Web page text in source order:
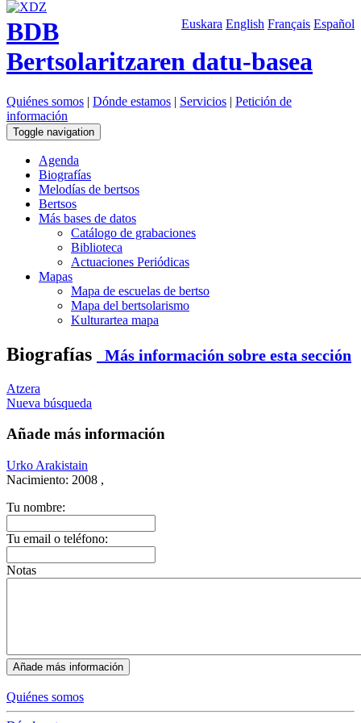
Euskara English Français Español
BDB
Bertsolaritzaren datu-basea
Quiénes somos | Dónde estamos | Servicios | Petición de
información
Toggle navigation
Agenda
Biografías
Melodías de bertsos
Bertsos
Más bases de datos
Catálogo de grabaciones
Biblioteca
Actuaciones Periódicas
Mapas
Mapa de escuelas de bertso
Mapa del bertsolarismo
Kulturartea mapa
Biografías Más información sobre esta sección
Atzera
Nueva búsqueda
Añade más información
Urko Arakistain
Nacimiento: 2008 ,
Tu nombre:
Tu email o teléfono:
Notas
Quiénes somos